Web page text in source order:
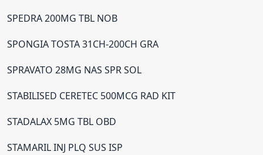
SPEDRA 200MG TBL NOB
SPONGIA TOSTA 31CH-200CH GRA
SPRAVATO 28MG NAS SPR SOL
STABILISED CERETEC 500MCG RAD KIT
STADALAX 5MG TBL OBD
STAMARIL INJ PLQ SUS ISP